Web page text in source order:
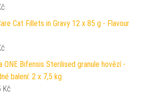
Cat Fillets in Gravy 12 x 85 g - Flavour
ONE Bifensis Sterilised granule hovězí -
balení: 2 x 7,5 kg
Kč